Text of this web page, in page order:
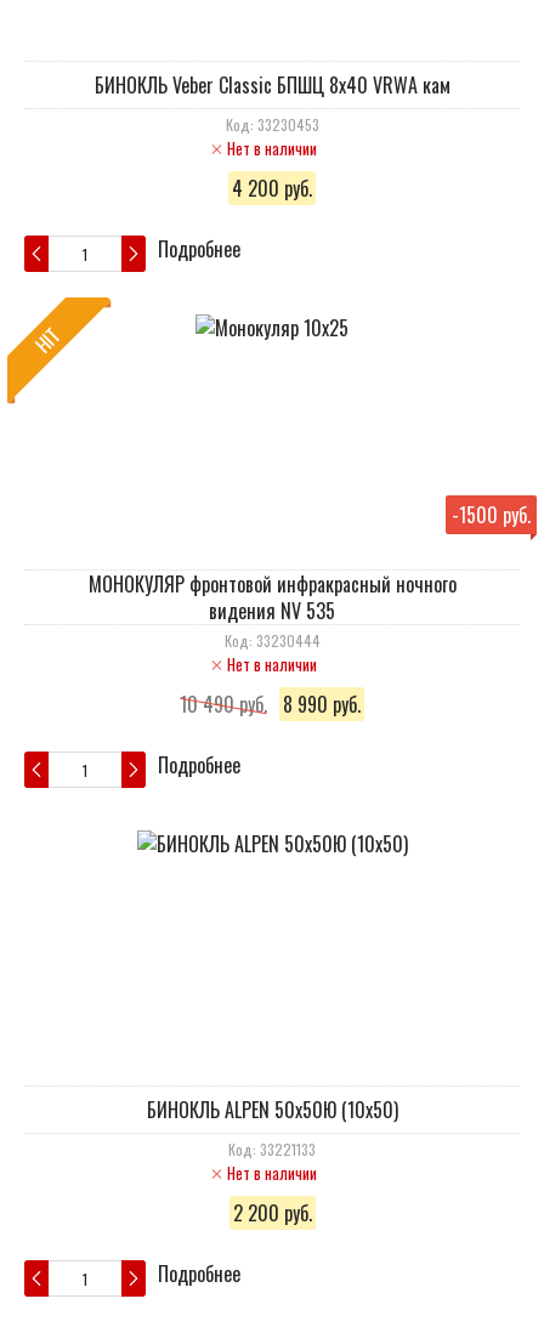
БИНОКЛЬ Veber Classic БПШЦ 8x40 VRWA кам
Код: 33230453
Нет в наличии
4 200 руб.
Подробнее
-1500 руб.
HIT
МОНОКУЛЯР фронтовой инфракрасный ночного
видения NV 535
Код: 33230444
Нет в наличии
10 490 руб. 8 990 руб.
Подробнее
БИНОКЛЬ ALPEN 50х50Ю (10х50)
Код: 33221133
Нет в наличии
2 200 руб.
Подробнее